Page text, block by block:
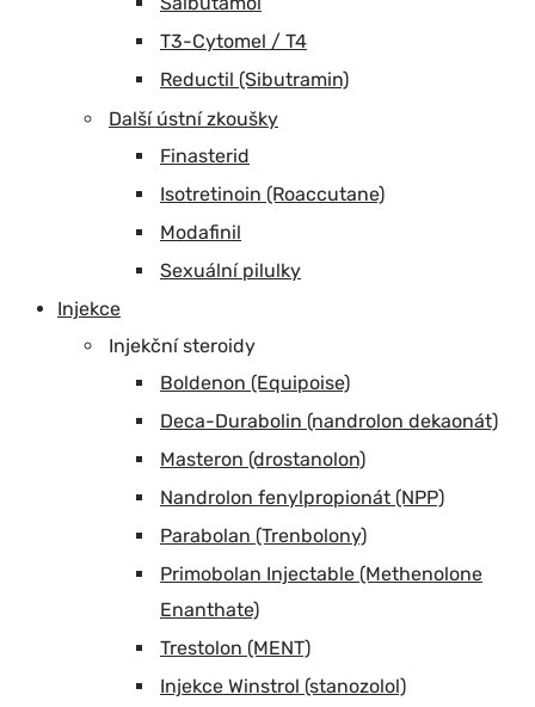
T3-Cytomel / T4
Reductil (Sibutramin)
Další ústní zkoušky
Finasterid
Isotretinoin (Roaccutane)
Modafinil
Sexuální pilulky
Injekce
Injekční steroidy
Boldenon (Equipoise)
Deca-Durabolin (nandrolon dekaonát)
Masteron (drostanolon)
Nandrolon fenylpropionát (NPP)
Parabolan (Trenbolony)
Primobolan Injectable (Methenolone
Enanthate)
Trestolon (MENT)
Injekce Winstrol (stanozolol)